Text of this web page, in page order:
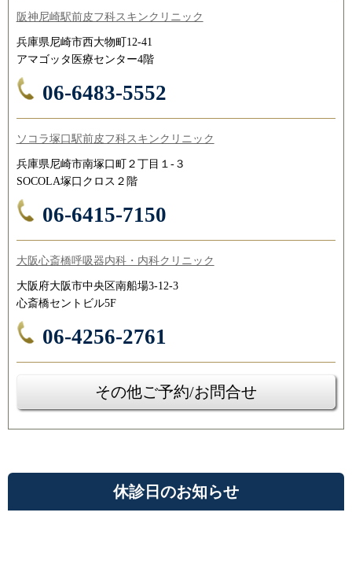
阪神尼崎駅前皮フ科スキンクリニック
兵庫県尼崎市西大物町12-41
アマゴッタ医療センター4階
06-6483-5552
ソコラ塚口駅前皮フ科スキンクリニック
兵庫県尼崎市南塚口町２丁目１-３
SOCOLA塚口クロス２階
06-6415-7150
大阪心斎橋呼吸器内科・内科クリニック
大阪府大阪市中央区南船場3-12-3
心斎橋セントビル5F
06-4256-2761
その他ご予約/お問合せ
休診日のお知らせ